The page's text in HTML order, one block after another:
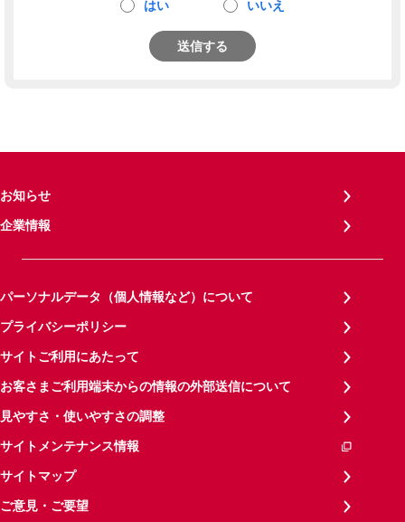
はい いいえ
送信する
お知らせ
企業情報
パーソナルデータ（個人情報など）について
プライバシーポリシー
サイトご利用にあたって
お客さまご利用端末からの情報の外部送信について
見やすさ・使いやすさの調整
サイトメンテナンス情報
サイトマップ
ご意見・ご要望